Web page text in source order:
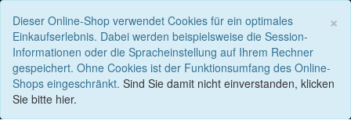
×
Dieser Online-Shop verwendet Cookies für ein optimales
Einkaufserlebnis. Dabei werden beispielsweise die Session-
Informationen oder die Spracheinstellung auf Ihrem Rechner
gespeichert. Ohne Cookies ist der Funktionsumfang des Online-
Shops eingeschränkt. Sind Sie damit nicht einverstanden, klicken
Sie bitte hier.